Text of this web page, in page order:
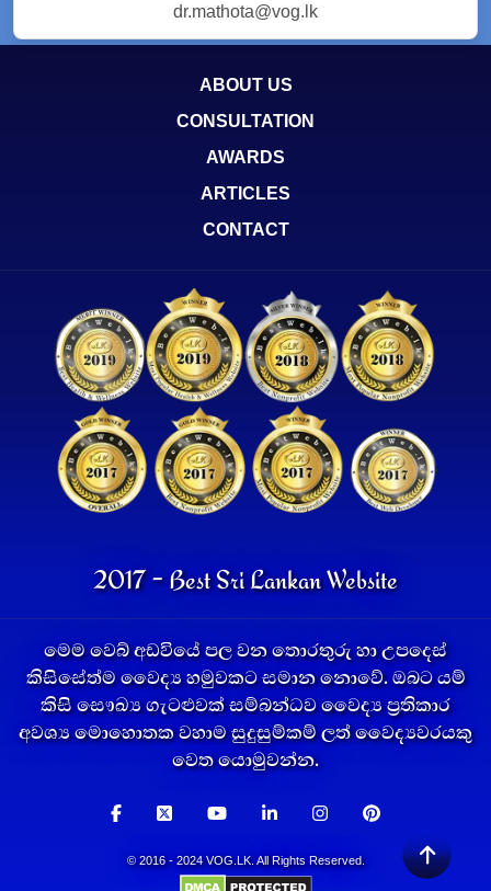
dr.mathota@vog.lk
ABOUT US
CONSULTATION
AWARDS
ARTICLES
CONTACT
2017 - Best Sri Lankan Website
මෙම වෙබ් අඩවියේ පල වන තොරතුරු හා උපදෙස්
කිසිසේත්ම වෛද්‍ය හමුවකට සමාන නොවේ. ඔබට යම්
කිසි සෞඛ්‍ය ගැටළුවක් සම්බන්ධව වෛද්‍ය ප්‍රතිකාර
අවශ්‍ය මොහොතක වහාම සුදුසුම්කම් ලත් වෛද්‍යවරයකු
වෙත යොමුවන්න.
© 2016 - 2024 VOG.LK. All Rights Reserved.